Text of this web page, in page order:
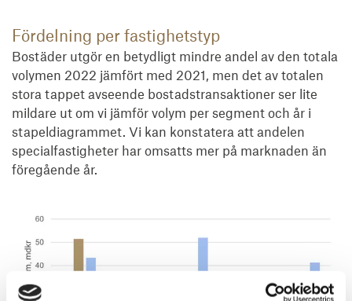
Fördelning per fastighetstyp
Bostäder utgör en betydligt mindre andel av den totala
volymen 2022 jämfört med 2021, men det av totalen
stora tappet avseende bostadstransaktioner ser lite
mildare ut om vi jämför volym per segment och år i
stapeldiagrammet. Vi kan konstatera att andelen
specialfastigheter har omsatts mer på marknaden än
föregående år.